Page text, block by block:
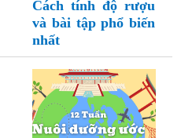
Cách tính độ rượu
và bài tập phổ biến
nhất